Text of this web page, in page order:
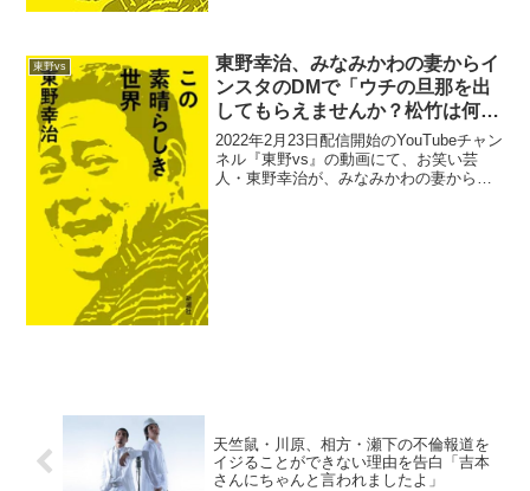
東野vs
東野幸治、みなみかわの妻からイ
ンスタのDMで「ウチの旦那を出
してもらえませんか？松竹は何も
してくれないんです」と
YouTube動画出演逆オファーが
あったと暴露
2022年2月23日配信開始のYouTubeチャン
ネル『東野vs』の動画にて、お笑い芸
人・東野幸治が、みなみかわの妻からイ
天竺鼠・川原、相方・瀬下の不倫報道を
イジることができない理由を告白「吉本
さんにちゃんと言われましたよ」